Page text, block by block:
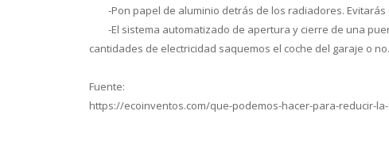
-Pon papel de aluminio detrás de los radiadores.
-El sistema automatizado de apertura y cierre de una
cantidades de electricidad saquemos el coche del garaje o no.
Fuente:
https://ecoinventos.com/que-podemos-hacer-para-reducir-